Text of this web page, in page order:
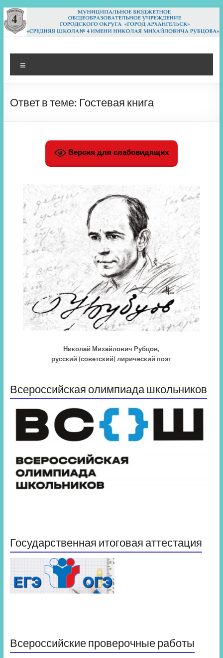
Перейти
к
содержимому
МБОУ СШ 4
Архангельск
Ответ в теме: Гостевая книга
Версия для слабовидящих
Николай Михайлович Рубцов,
русский (советский) лирический поэт
Всероссийская олимпиада школьников
Государственная итоговая аттестация
Всероссийские проверочные работы